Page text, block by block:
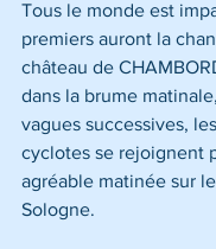
Tous le monde est
premiers auront la
château de
dans la brume
vagues successives,
cyclotes se rejoignent
agréable matinée sur
Sologne.